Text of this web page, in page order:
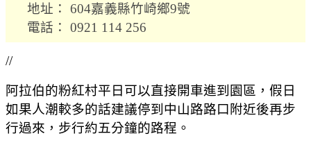
地址： 604嘉義縣竹崎鄉9號
電話： 0921 114 256
//
阿拉伯的粉紅村平日可以直接開車進到園區，假日
如果人潮較多的話建議停到中山路路口附近後再步
行過來，步行約五分鐘的路程。